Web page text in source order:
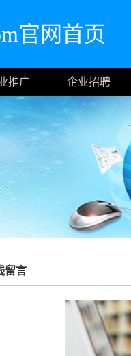
官网首页
推广 企业招聘
留言